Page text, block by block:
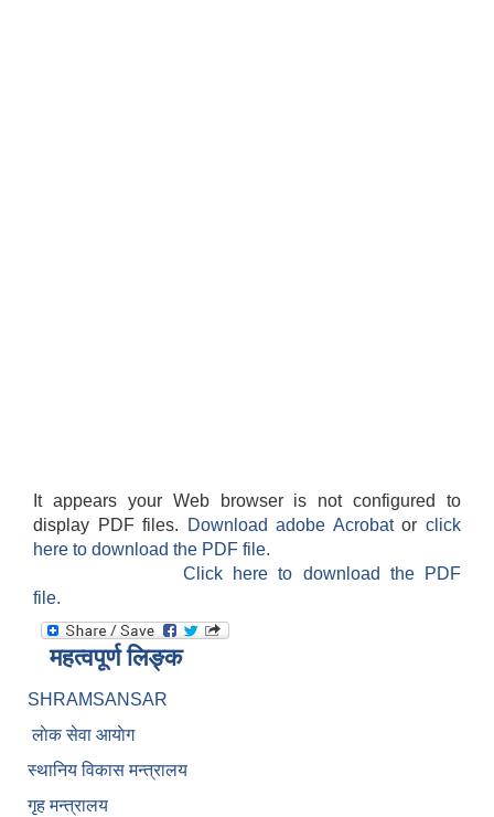
It appears your Web browser is not configured to
display PDF files.
Download adobe Acrobatorclick
here to download the PDF file.
Click here to download the PDF
file.
महत्वपूर्ण लिङ्क
SHRAMSANSAR
लाेक सेवा आयाेग
स्थानिय विकास मन्त्रालय
गृह मन्त्रालय